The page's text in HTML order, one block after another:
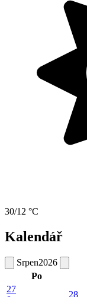
30/12 °C
Kalendář
Srpen2026
Po
27
28